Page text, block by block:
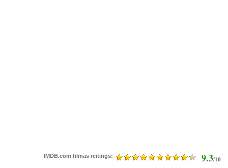
IMDB.com filmas reitings: 9.3/10